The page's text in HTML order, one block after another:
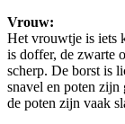
Vrouw:
Het vrouwtje is iets
is doffer, de zwarte
scherp. De borst is
snavel en poten zijn
de poten zijn vaak